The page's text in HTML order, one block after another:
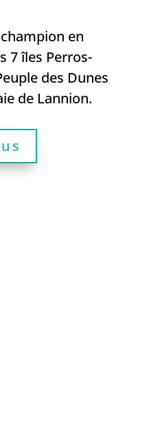
en
7 îles Perros-
des Dunes
de Lannion.